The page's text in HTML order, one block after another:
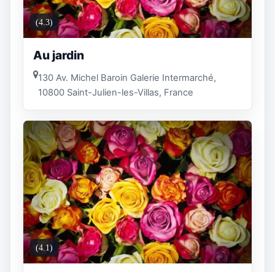
(4.3)
Au jardin
130 Av. Michel Baroin Galerie Intermarché,
10800 Saint-Julien-les-Villas, France
(4.1)